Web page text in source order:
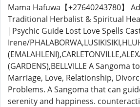
Mama Hafuwa【+27640243780】
Traditional Herbalist & Spiritual
|Psychic Guide Lost Love Spells
Irene/
(GARDENS),BELLVILLE A Sangoma
Marriage, Love, Relationship,
Problems. A Sangoma that can
serenity and happiness.